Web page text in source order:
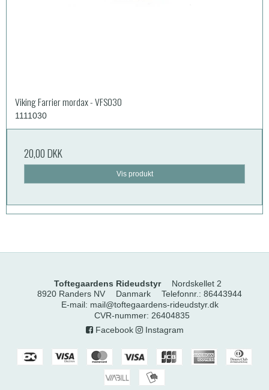
Viking Farrier mordax - VFS030
1111030
20,00 DKK
Vis produkt
Toftegaardens Rideudstyr
Nordskellet 2
8920 Randers NV
Danmark Telefonnr.: 86443944
E-mail: mail@toftegaardens-rideudstyr.dk
CVR-nummer: 26404835
Facebook
Instagram